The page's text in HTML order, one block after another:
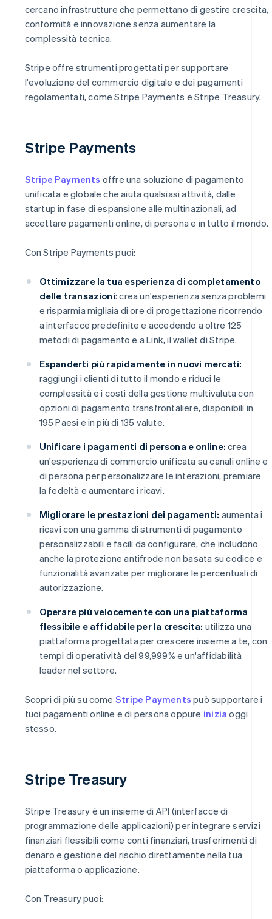
cercano infrastrutture che permettano di gestire crescita,
conformità e innovazione senza aumentare la
complessità tecnica.
Stripe offre strumenti progettati per supportare
l'evoluzione del commercio digitale e dei pagamenti
regolamentati, come Stripe Payments e Stripe Treasury.
Stripe Payments
Stripe Payments offre una soluzione di pagamento
unificata e globale che aiuta qualsiasi attività, dalle
startup in fase di espansione alle multinazionali, ad
accettare pagamenti online, di persona e in tutto il mondo.
Con Stripe Payments puoi:
Ottimizzare la tua esperienza di completamento
delle transazioni: crea un'esperienza senza problemi
e risparmia migliaia di ore di progettazione ricorrendo
a interfacce predefinite e accedendo a oltre 125
metodi di pagamento e a Link, il wallet di Stripe.
Espanderti più rapidamente in nuovi mercati:
raggiungi i clienti di tutto il mondo e riduci le
complessità e i costi della gestione multivaluta con
opzioni di pagamento transfrontaliere, disponibili in
195 Paesi e in più di 135 valute.
Unificare i pagamenti di persona e online: crea
un'esperienza di commercio unificata su canali online e
di persona per personalizzare le interazioni, premiare
la fedeltà e aumentare i ricavi.
Migliorare le prestazioni dei pagamenti: aumenta i
ricavi con una gamma di strumenti di pagamento
personalizzabili e facili da configurare, che includono
anche la protezione antifrode non basata su codice e
funzionalità avanzate per migliorare le percentuali di
autorizzazione.
Operare più velocemente con una piattaforma
flessibile e affidabile per la crescita: utilizza una
piattaforma progettata per crescere insieme a te, con
tempi di operatività del 99,999% e un'affidabilità
leader nel settore.
Scopri di più su come Stripe Payments può supportare i
tuoi pagamenti online e di persona oppure inizia oggi
stesso.
Stripe Treasury
Stripe Treasury è un insieme di API (interfacce di
programmazione delle applicazioni) per integrare servizi
finanziari flessibili come conti finanziari, trasferimenti di
denaro e gestione del rischio direttamente nella tua
piattaforma o applicazione.
Con Treasury puoi: